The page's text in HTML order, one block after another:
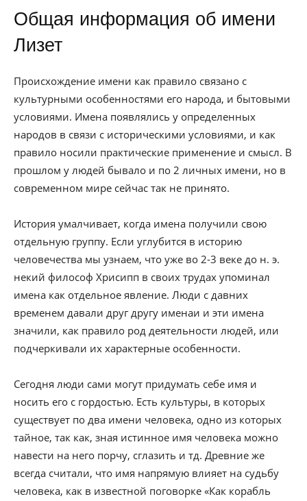
Общая информация об имени
Лизет
Происхождение имени как правило связано с
культурными особенностями его народа, и бытовыми
условиями. Имена появлялись у определенных
народов в связи с историческими условиями, и как
правило носили практические применение и смысл. В
прошлом у людей бывало и по 2 личных имени, но в
современном мире сейчас так не принято.
История умалчивает, когда имена получили свою
отдельную группу. Если углубится в историю
человечества мы узнаем, что уже во 2-3 веке до н. э.
некий философ Хрисипп в своих трудах упоминал
имена как отдельное явление. Люди с давних
временем давали друг другу именаи и эти имена
значили, как правило род деятельности людей, или
подчеркивали их характерные особенности.
Сегодня люди сами могут придумать себе имя и
носить его с гордостью. Есть культуры, в которых
существует по два имени человека, одно из которых
тайное, так как, зная истинное имя человека можно
навести на него порчу, сглазить и тд. Древние же
всегда считали, что имя напрямую влияет на судьбу
человека, как в известной поговорке «Как корабль